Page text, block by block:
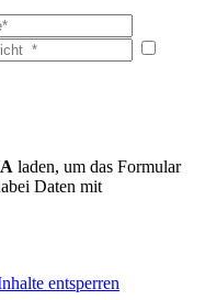
laden, um das Formular
Daten mit
entsperren